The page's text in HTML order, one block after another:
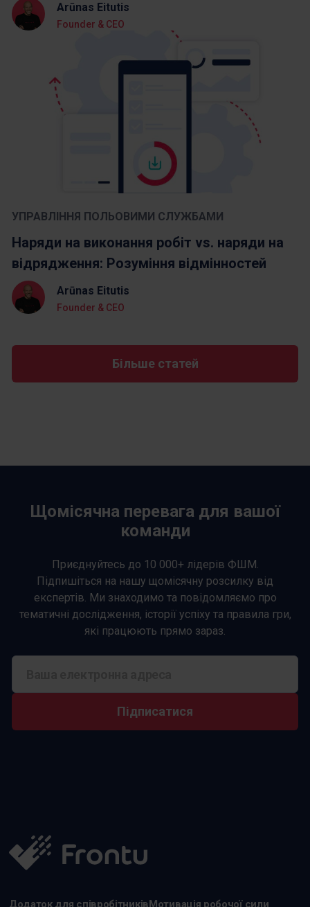
Arūnas Eitutis
Founder & CEO
УПРАВЛІННЯ ПОЛЬОВИМИ СЛУЖБАМИ
Наряди на виконання робіт vs. наряди на
відрядження: Розуміння відмінностей
Arūnas Eitutis
Founder & CEO
Більше статей
Щомісячна перевага для вашої
команди
Приєднуйтесь до 10 000+ лідерів ФШМ.
Підпишіться на нашу щомісячну розсилку від
експертів. Ми знаходимо та повідомляємо про
тематичні дослідження, історії успіху та правила гри,
які працюють прямо зараз.
Підписатися
Додаток для співробітниківМотивація робочої сили